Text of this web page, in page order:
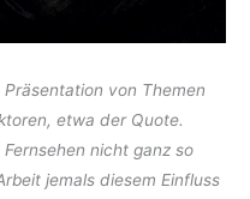
von Themen
etwa der Quote.
nicht ganz so
jemals diesem Einfluss